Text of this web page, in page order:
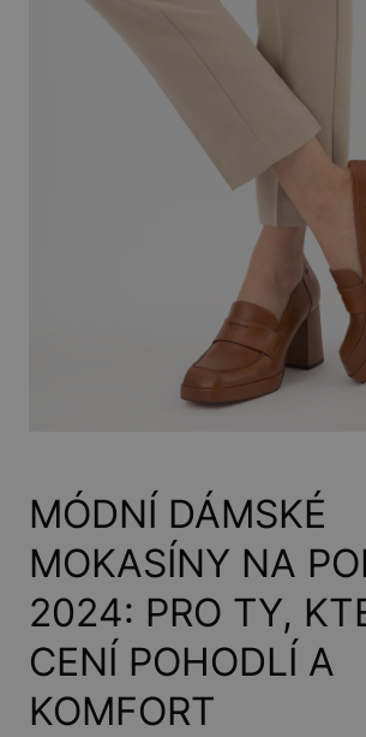
MÓDNÍ DÁMSKÉ
MOKASÍNY NA
2024: PRO TY,
CENÍ POHODLÍ A
KOMFORT